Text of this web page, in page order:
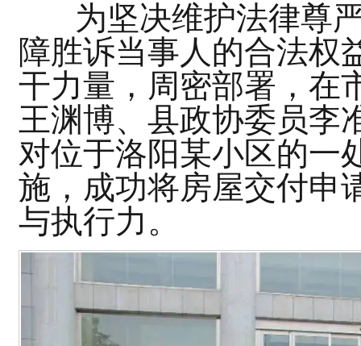
为坚决维护法律尊
障胜诉当事人的合法权
干力量，周密部署，在
王渊博、 县政协委员李
对位于洛阳某小区的一
施，成功将房屋交付申
与执行力。